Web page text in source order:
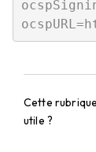
Cette
utile ?